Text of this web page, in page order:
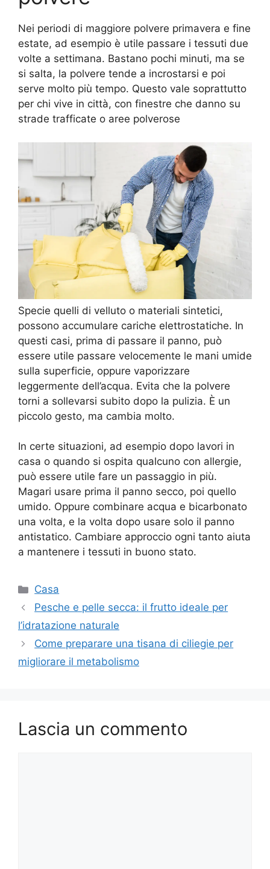
Nei periodi di maggiore polvere primavera e fine
estate, ad esempio è utile passare i tessuti due
volte a settimana. Bastano pochi minuti, ma se
si salta, la polvere tende a incrostarsi e poi
serve molto più tempo. Questo vale soprattutto
per chi vive in città, con finestre che danno su
strade trafficate o aree polverose
Specie quelli di velluto o materiali sintetici,
possono accumulare cariche elettrostatiche. In
questi casi, prima di passare il panno, può
essere utile passare velocemente le mani umide
sulla superficie, oppure vaporizzare
leggermente dell’acqua. Evita che la polvere
torni a sollevarsi subito dopo la pulizia. È un
piccolo gesto, ma cambia molto.
In certe situazioni, ad esempio dopo lavori in
casa o quando si ospita qualcuno con allergie,
può essere utile fare un passaggio in più.
Magari usare prima il panno secco, poi quello
umido. Oppure combinare acqua e bicarbonato
una volta, e la volta dopo usare solo il panno
antistatico. Cambiare approccio ogni tanto aiuta
a mantenere i tessuti in buono stato.
Categorie
Casa
Pesche e pelle secca: il frutto ideale per
l’idratazione naturale
Come preparare una tisana di ciliegie per
migliorare il metabolismo
Lascia un commento